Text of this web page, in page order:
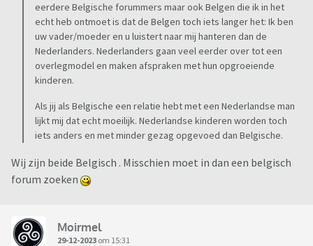
eerdere Belgische forummers maar ook Belgen die ik in het
echt heb ontmoet is dat de Belgen toch iets langer het: Ik ben
uw vader/moeder en u luistert naar mij hanteren dan de
Nederlanders. Nederlanders gaan veel eerder over tot een
overlegmodel en maken afspraken met hun opgroeiende
kinderen.
Als jij als Belgische een relatie hebt met een Nederlandse man
lijkt mij dat echt moeilijk. Nederlandse kinderen worden toch
iets anders en met minder gezag opgevoed dan Belgische.
Wij zijn beide Belgisch . Misschien moet in dan een belgisch
forum zoeken
Moirmel
29-12-2023 om 15:31